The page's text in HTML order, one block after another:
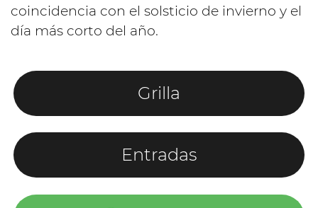
coincidencia con el solsticio de invierno y el
día más corto del año.
Grilla
Entradas